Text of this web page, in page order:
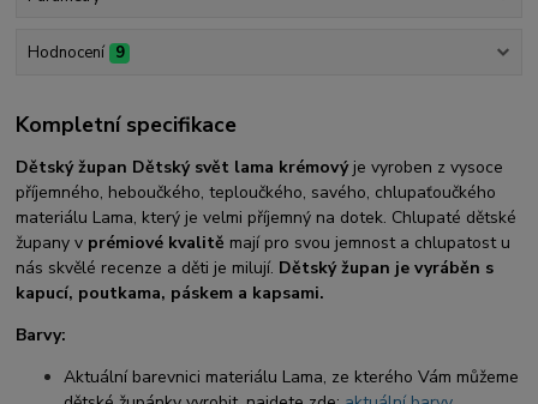
Hodnocení 9
Kompletní specifikace
Dětský župan Dětský svět lama krémový je vyroben z vysoce
příjemného, heboučkého, teploučkého, savého, chlupaťoučkého
materiálu Lama, který je velmi příjemný na dotek. Chlupaté dětské
župany v prémiové kvalitě mají pro svou jemnost a chlupatost u
nás skvělé recenze a děti je milují. Dětský župan je vyráběn s
kapucí, poutkama, páskem a kapsami.
Barvy:
Aktuální barevnici materiálu Lama, ze kterého Vám můžeme